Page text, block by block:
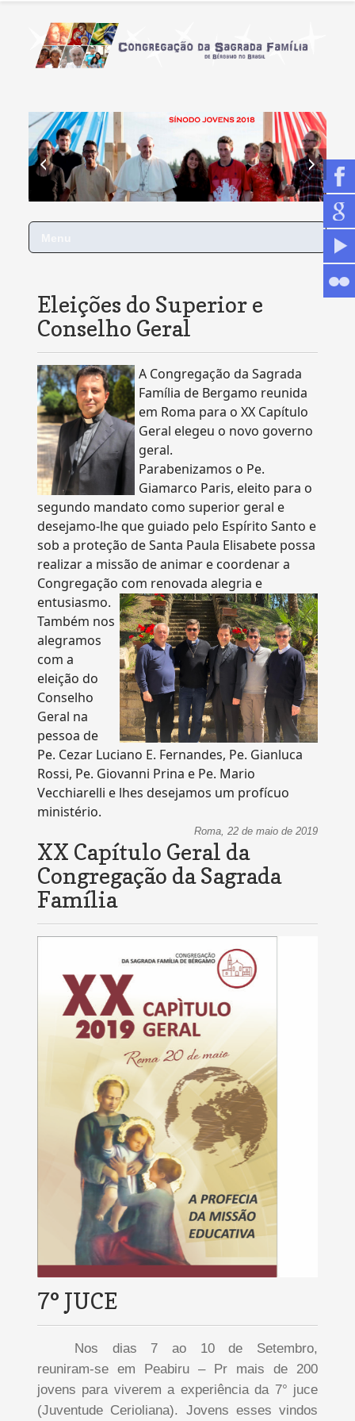
Eleições do Superior e
Conselho Geral
A Congregação da Sagrada
Família de Bergamo reunida
em Roma para o XX Capítulo
Geral elegeu o novo governo
geral.
Parabenizamos o Pe.
Giamarco Paris, eleito para o
segundo mandato como superior geral e
desejamo-lhe que guiado pelo Espírito Santo e
sob a proteção de Santa Paula Elisabete possa
realizar a missão de animar e coordenar a
Congregação com renovada alegria e
entusiasmo.
Também nos
alegramos
com a
eleição do
Conselho
Geral na
pessoa de
Pe. Cezar Luciano E. Fernandes, Pe. Gianluca
Rossi, Pe. Giovanni Prina e Pe. Mario
Vecchiarelli e lhes desejamos um profícuo
ministério.
Roma, 22 de maio de 2019
XX Capítulo Geral da
Congregação da Sagrada
Família
7° JUCE
Nos dias 7 ao 10 de Setembro,
reuniram-se em Peabiru – Pr mais de 200
jovens para viverem a experiência da 7° juce
(Juventude Cerioliana). Jovens esses vindos